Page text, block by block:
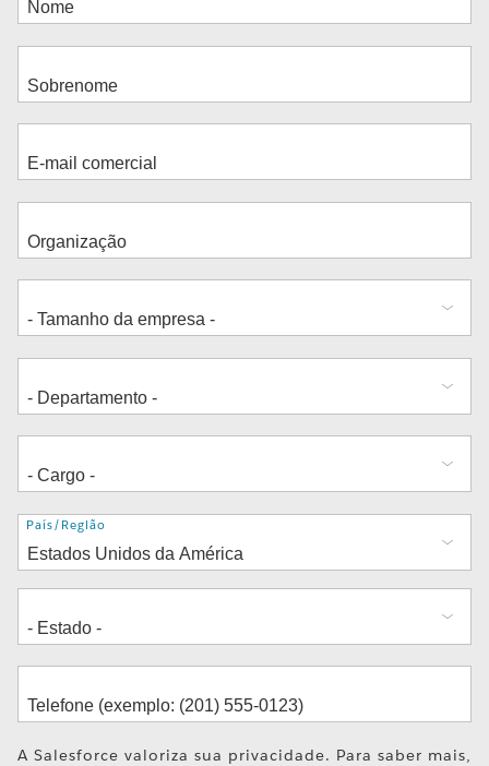
Endereço
País/Região
A Salesforce valoriza sua privacidade. Para saber mais,